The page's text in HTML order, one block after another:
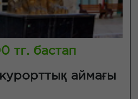
тг. бастап
аймағы